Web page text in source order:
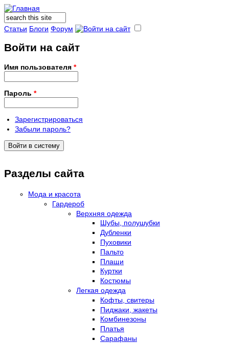
Форма поиска
Поиск
Статьи Блоги Форум
Войти на сайт
Имя пользователя *
Пароль *
Зарегистрироваться
Забыли пароль?
Разделы сайта
Мода и красота
Гардероб
Верхняя одежда
Шубы, полушубки
Дубленки
Пуховики
Пальто
Плащи
Куртки
Костюмы
Легкая одежда
Кофты, свитеры
Пиджаки, жакеты
Комбинезоны
Платья
Сарафаны